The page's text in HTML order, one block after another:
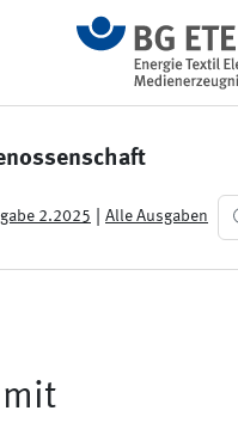
2.2025 Alle Ausgaben
mit